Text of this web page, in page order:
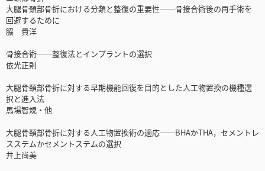
大腿骨頚部骨折における分類と整復の重要性──骨接合術後の再手術を
回避するために
脇 貴洋
骨接合術──整復法とインプラントの選択
依光正則
大腿骨頚部骨折に対する早期機能回復を目的とした人工物置換の機種選
択と進入法
馬場智規・他
大腿骨頚部骨折に対する人工物置換術の適応──BHAかTHA，セメントレ
スステムかセメントステムの選択
井上尚美